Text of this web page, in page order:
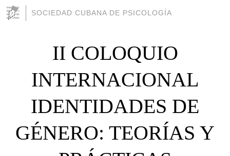
SOCIEDAD CUBANA DE PSICOLOGÍA
II COLOQUIO
INTERNACIONAL
IDENTIDADES DE
GÉNERO: TEORÍAS Y